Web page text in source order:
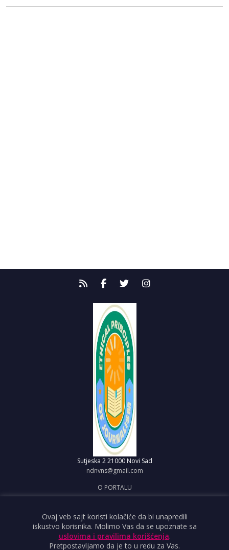
Sutjeska 2 21000 Novi Sad
ndnvns@gmail.com
O PORTALU
OBJAVI VEST
USLOVI KORIŠĆENJA
Ovaj veb sajt koristi kolačiće da bi unapredili
iskustvo korisnika. Molimo Vas da se upoznate sa
uslovima i pravilima korišćenja.
Pretpostavljamo da je to u redu za Vas.